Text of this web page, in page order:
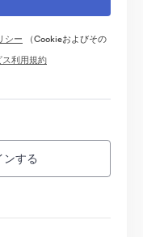
シー （Cookieおよびその
利用規約
する